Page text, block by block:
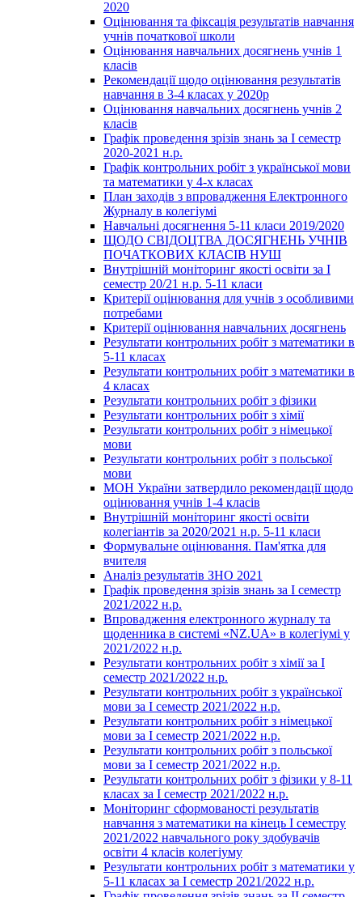
2020
Оцінювання та фіксація результатів навчання
учнів початкової школи
Оцінювання навчальних досягнень учнів 1
класів
Рекомендації щодо оцінювання результатів
навчання в 3-4 класах у 2020р
Оцінювання навчальних досягнень учнів 2
класів
Графік проведення зрізів знань за І семестр
2020-2021 н.р.
Графік контрольних робіт з української мови
та математики у 4-х класах
План заходів з впровадження Електронного
Журналу в колегіумі
Навчальні досягнення 5-11 класи 2019/2020
ЩОДО СВІДОЦТВА ДОСЯГНЕНЬ УЧНІВ
ПОЧАТКОВИХ КЛАСІВ НУШ
Внутрішній моніторинг якості освіти за І
семестр 20/21 н.р. 5-11 класи
Критерії оцінювання для учнів з особливими
потребами
Критерії оцінювання навчальних досягнень
Результати контрольних робіт з математики в
5-11 класах
Результати контрольних робіт з математики в
4 класах
Результати контрольних робіт з фізики
Результати контрольних робіт з хімії
Результати контрольних робіт з німецької
мови
Результати контрольних робіт з польської
мови
МОН України затвердило рекомендації щодо
оцінювання учнів 1-4 класів
Внутрішній моніторинг якості освіти
колегіантів за 2020/2021 н.р. 5-11 класи
Формувальне оцінювання. Пам'ятка для
вчителя
Аналіз результатів ЗНО 2021
Графік проведення зрізів знань за І семестр
2021/2022 н.р.
Впровадження електронного журналу та
щоденника в системі «NZ.UA» в колегіумі у
2021/2022 н.р.
Результати контрольних робіт з хімії за І
семестр 2021/2022 н.р.
Результати контрольних робіт з української
мови за І семестр 2021/2022 н.р.
Результати контрольних робіт з німецької
мови за І семестр 2021/2022 н.р.
Результати контрольних робіт з польської
мови за І семестр 2021/2022 н.р.
Результати контрольних робіт з фізики у 8-11
класах за І семестр 2021/2022 н.р.
Моніторинг сформованості результатів
навчання з математики на кінець І семестру
2021/2022 навчального року здобувачів
освіти 4 класів колегіуму
Результати контрольних робіт з математики у
5-11 класах за І семестр 2021/2022 н.р.